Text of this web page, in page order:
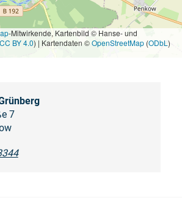
-Mitwirkende, Kartenbild © Hanse- und
CC BY 4.0) | Kartendaten ©OpenStreetMap (ODbL )
7